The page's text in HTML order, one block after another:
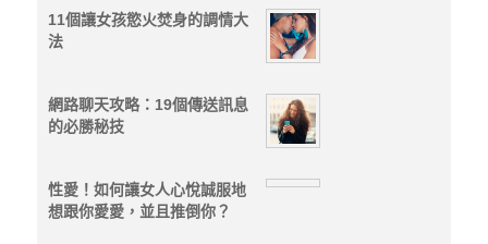
11個讓女孩慾火焚身的調情大
法
網路聊天攻略：19個傳送訊息
的必勝秘技
性愛！如何讓女人心悅誠服地
想跟你愛愛，並且推倒你？